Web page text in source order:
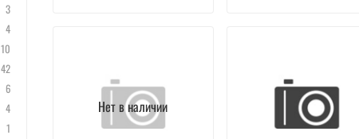
Нет в наличии
3
4
10
42
6
4
1